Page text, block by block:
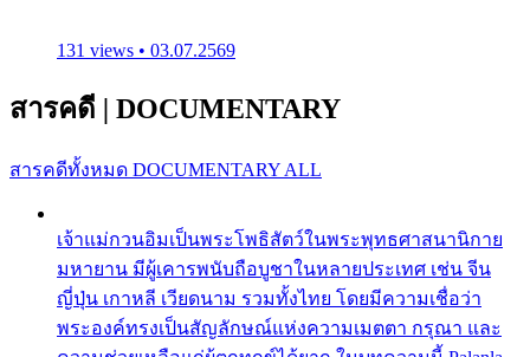
131 views • 03.07.2569
สารคดี | DOCUMENTARY
สารคดีทั้งหมด DOCUMENTARY ALL
เจ้าแม่กวนอิมเป็นพระโพธิสัตว์ในพระพุทธศาสนานิกาย
มหายาน มีผู้เคารพนับถือบูชาในหลายประเทศ เช่น จีน
ญี่ปุ่น เกาหลี เวียดนาม รวมทั้งไทย โดยมีความเชื่อว่า
พระองค์ทรงเป็นสัญลักษณ์แห่งความเมตตา กรุณา และ